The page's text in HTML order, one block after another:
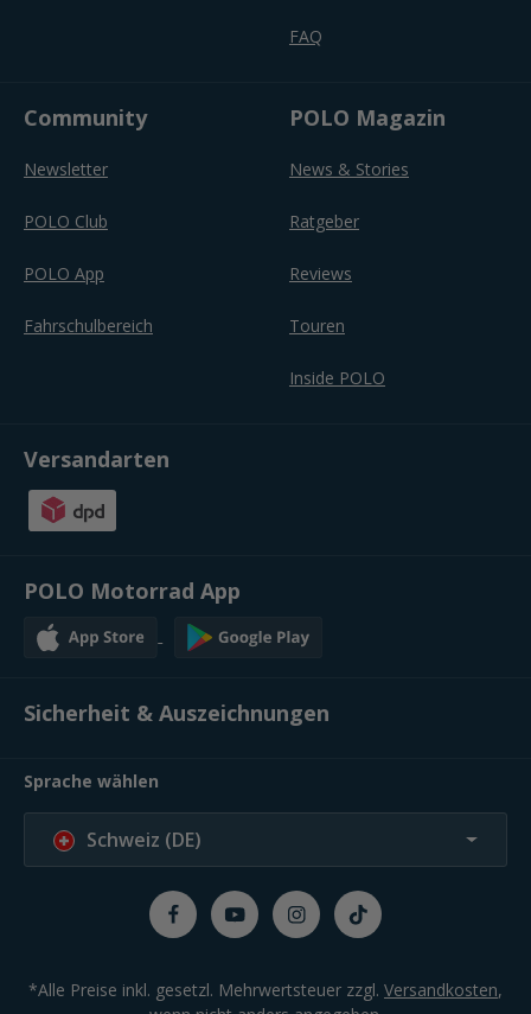
FAQ
Community
Newsletter
POLO Club
POLO App
Fahrschulbereich
POLO Magazin
News & Stories
Ratgeber
Reviews
Touren
Inside POLO
Versandarten
POLO Motorrad App
Sicherheit & Auszeichnungen
Sprache wählen
Schweiz (DE)
*Alle Preise inkl. gesetzl. Mehrwertsteuer zzgl. Versandkosten,